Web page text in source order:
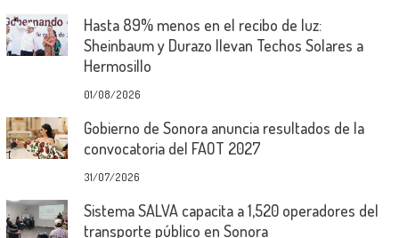
Hasta 89% menos en el recibo de luz:
Sheinbaum y Durazo llevan Techos Solares a
Hermosillo
01/08/2026
Gobierno de Sonora anuncia resultados de la
convocatoria del FAOT 2027
31/07/2026
Sistema SALVA capacita a 1,520 operadores del
transporte público en Sonora